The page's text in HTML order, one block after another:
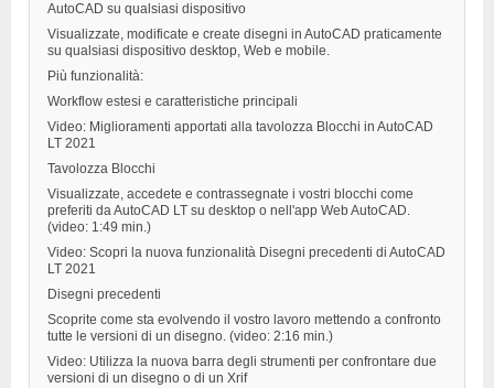
AutoCAD su qualsiasi dispositivo
Visualizzate, modificate e create disegni in AutoCAD praticamente
su qualsiasi dispositivo desktop, Web e mobile.
Più funzionalità:
Workflow estesi e caratteristiche principali
Video: Miglioramenti apportati alla tavolozza Blocchi in AutoCAD
LT 2021
Tavolozza Blocchi
Visualizzate, accedete e contrassegnate i vostri blocchi come
preferiti da AutoCAD LT su desktop o nell'app Web AutoCAD.
(video: 1:49 min.)
Video: Scopri la nuova funzionalità Disegni precedenti di AutoCAD
LT 2021
Disegni precedenti
Scoprite come sta evolvendo il vostro lavoro mettendo a confronto
tutte le versioni di un disegno. (video: 2:16 min.)
Video: Utilizza la nuova barra degli strumenti per confrontare due
versioni di un disegno o di un Xrif